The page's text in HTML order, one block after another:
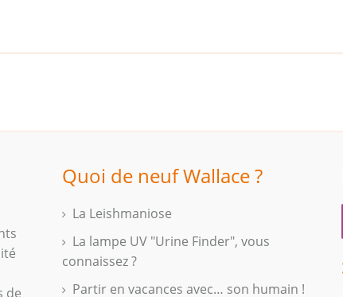
de
Quoi de neuf Wallace ?
La Leishmaniose
La lampe UV "Urine Finder", vous
connaissez ?
Partir en vacances avec… son humain !